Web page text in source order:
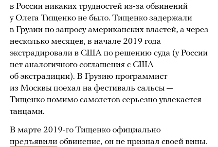
в России никаких трудностей из-за обвинений
у Олега Тищенко не было. Тищенко задержали
в Грузии по запросу американских властей, а через
несколько месяцев, в начале 2019 года
экстрадировали в США по решению суда (у России
нет аналогичного соглашения с США
об экстрадиции). В Грузию программист
из Москвы поехал на фестиваль сальсы —
Тищенко помимо самолетов серьезно увлекается
танцами.
В марте 2019-го Тищенко официально
предъявили обвинение, он не признал своей вины.